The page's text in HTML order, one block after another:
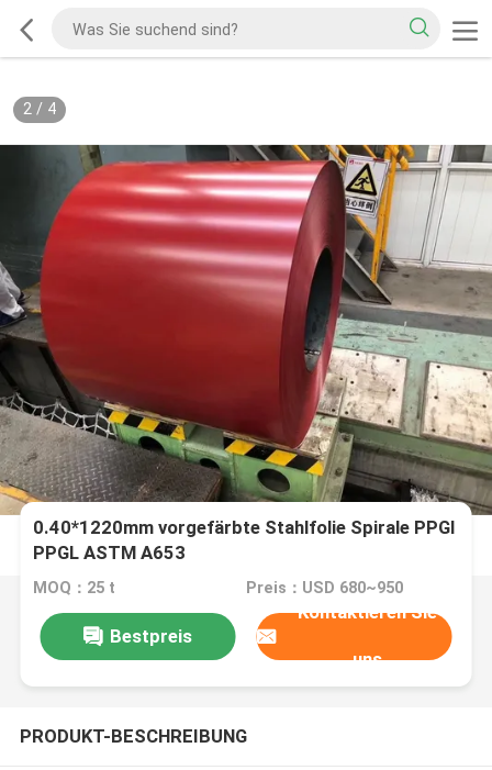
2/ 4
0.40*1220mm vorgefärbte Stahlfolie Spirale PPGI
PPGL ASTM A653
MOQ：25 t Preis：USD 680~950
Bestpreis
Kontaktieren Sie
uns
PRODUKT-BESCHREIBUNG